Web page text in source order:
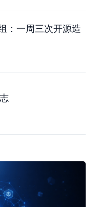
：一周三次开源造